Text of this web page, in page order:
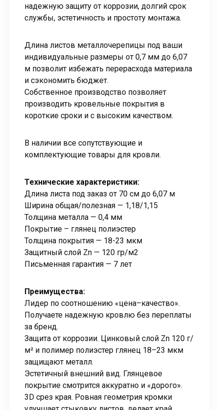
надежную защиту от коррозии, долгий срок
службы, эстетичность и простоту монтажа.
Длина листов металлочерепицы под ваши
индивидуальные размеры от 0,7 мм до 6,07
м позволит избежать перерасхода материала
и сэкономить бюджет.
Собственное производство позволяет
производить кровельные покрытия в
короткие сроки и с высоким качеством.
В наличии все сопутствующие и
комплектующие товары для кровли.
Технические характеристики:
Длина листа под заказ от 70 см до 6,07 м
Ширина общая/полезная — 1,18/1,15
Толщина металла — 0,4 мм
Покрытие – глянец полиэстер
Толщина покрытия — 18-23 мкм
Защитный слой Zn — 120 гр/м2
Письменная гарантия — 7 лет
Преимущества:
Лидер по соотношению «цена–качество».
Получаете надежную кровлю без переплаты
за бренд.
Защита от коррозии. Цинковый слой Zn 120 г/
м² и полимер полиэстер глянец 18–23 мкм
защищают металл.
Эстетичный внешний вид. Глянцевое
покрытие смотрится аккуратно и «дорого».
3D срез края. Ровная геометрия кромки